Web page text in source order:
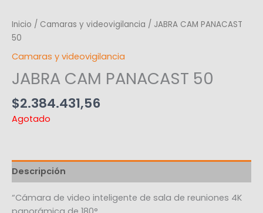
Inicio / Camaras y videovigilancia / JABRA CAM PANACAST
50
Camaras y videovigilancia
JABRA CAM PANACAST 50
$2.384.431,56
Agotado
Descripción
“Cámara de video inteligente de sala de reuniones 4K